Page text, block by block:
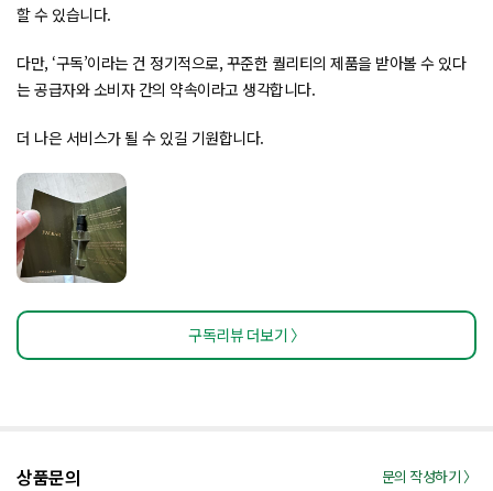
할 수 있습니다.
다만, ‘구독’이라는 건 정기적으로, 꾸준한 퀄리티의 제품을 받아볼 수 있다
는 공급자와 소비자 간의 약속이라고 생각합니다.
더 나은 서비스가 될 수 있길 기원합니다.
구독리뷰 더보기 〉
상품문의 문의 작성하기 〉